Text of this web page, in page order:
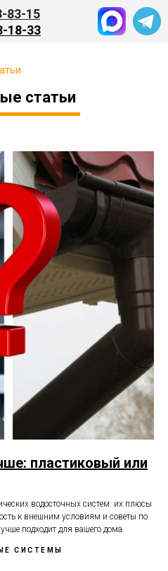
83-15
18-33
ЗАКАЗАТЬ ЗВОНОК
КЛИЕНТАМКОНТАКТЫ
статьи
пластиковый или
водосточных систем: их плюсы
к внешним условиям и советы по
подходит для вашего дома.
СИСТЕМЫ